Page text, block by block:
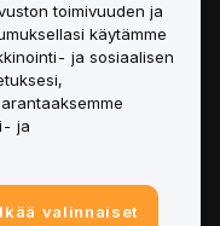
toimivuuden ja
käytämme
ja sosiaalisen
ja
valinnaiset